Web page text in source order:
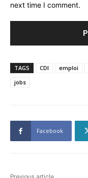
next time I comment.
TAGS CDI emploi
jobs
Facebook